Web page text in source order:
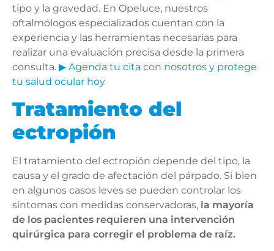
tipo y la gravedad. En Opeluce, nuestros
oftalmólogos especializados cuentan con la
experiencia y las herramientas necesarias para
realizar una evaluación precisa desde la primera
consulta. ▶ Agenda tu cita con nosotros y protege
tu salud ocular hoy
Tratamiento del
ectropión
El tratamiento del ectropión depende del tipo, la
causa y el grado de afectación del párpado. Si bien
en algunos casos leves se pueden controlar los
síntomas con medidas conservadoras, la mayoría
de los pacientes requieren una intervención
quirúrgica para corregir el problema de raíz.